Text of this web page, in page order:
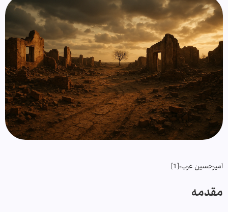
امیرحسین عرب:[1]
مقدمه